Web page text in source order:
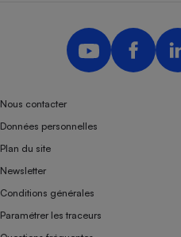
Nous contacter
Données personnelles
Plan du site
Newsletter
Conditions générales
Paramétrer les traceurs